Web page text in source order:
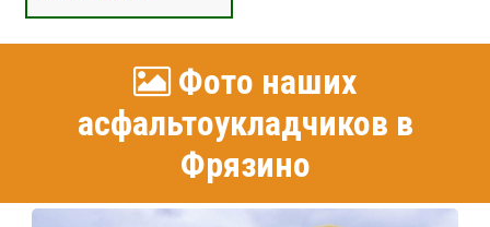
Фото наших
асфальтоукладчиков в
Фрязино